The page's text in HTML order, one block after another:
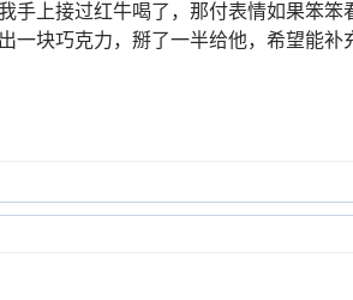
手上接过红牛喝了，那付表情如果笨
块巧克力，掰了一半给他，希望能